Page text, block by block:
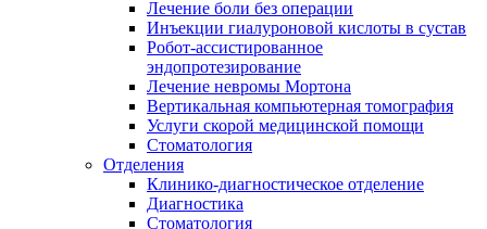
Лечение боли без операции
Инъекции гиалуроновой кислоты в сустав
Робот-ассистированное
эндопротезирование
Лечение невромы Мортона
Вертикальная компьютерная томография
Услуги скорой медицинской помощи
Стоматология
Отделения
Клинико-диагностическое отделение
Диагностика
Стоматология